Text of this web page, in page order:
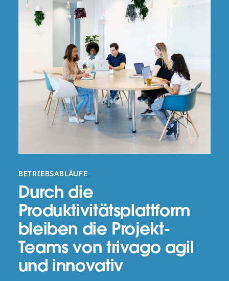
BETRIEBSABLÄUFE
Durch die
Produktivitätsplattform
bleiben die Projekt-
Teams von trivago agil
und innovativ